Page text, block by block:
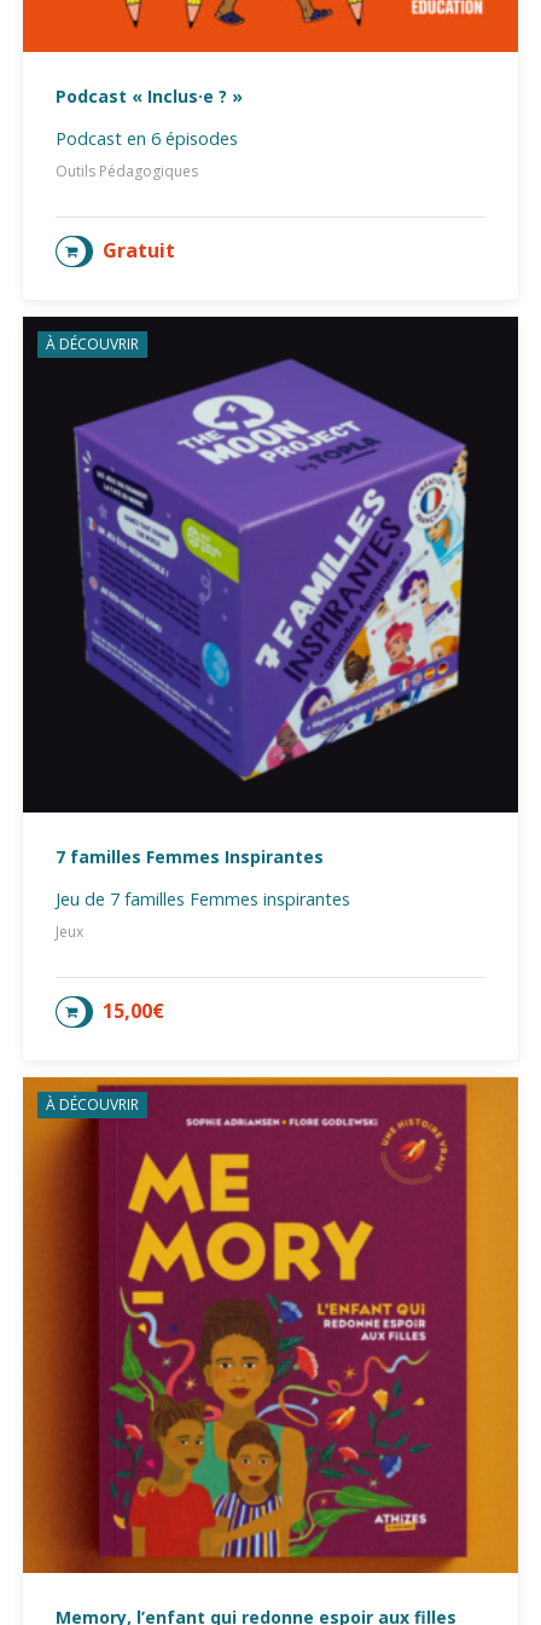
Podcast « Inclus·e ? »
Podcast en 6 épisodes
Outils Pédagogiques
Gratuit
ACCÉDER AU PODCAST
À DÉCOUVRIR
7 familles Femmes Inspirantes
Jeu de 7 familles Femmes inspirantes
Jeux
15,00€
AJOUTER AU PANIER
À DÉCOUVRIR
Memory, l’enfant qui redonne espoir aux filles